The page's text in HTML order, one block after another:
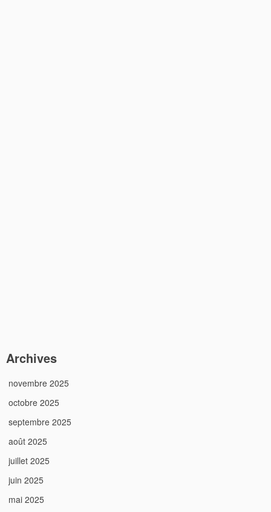
Archives
novembre 2025
octobre 2025
septembre 2025
août 2025
juillet 2025
juin 2025
mai 2025